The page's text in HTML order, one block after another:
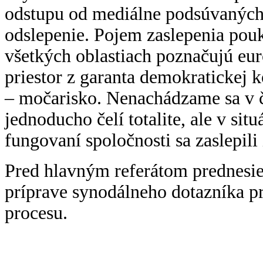
odstupu od mediálne
odslepenie. Pojem zaslepenia
všetkých oblastiach poznačujú
priestor z garanta demokratickej
– močarisko. Nenachádzame sa
jednoducho čelí totalite, ale v
fungovaní spoločnosti sa
Pred hlavným referátom
príprave synodálneho dotazníka
procesu.